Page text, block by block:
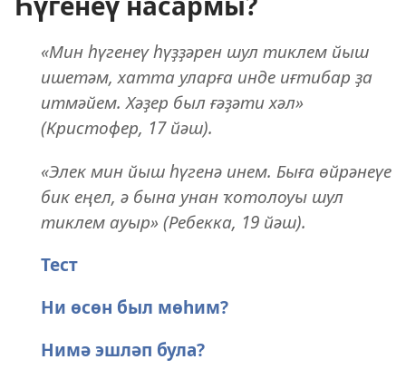
«Мин һүгенеү һүҙҙәрен шул тиклем йыш
ишетәм, хатта уларға инде иғтибар ҙа
итмәйем. Хәҙер был ғәҙәти хәл»
(Кристофер, 17 йәш).
«Элек мин йыш һүгенә инем. Быға өйрәнеүе
бик еңел, ә бына унан ҡотолоуы шул
тиклем ауыр» (Ребекка, 19 йәш).
Тест
Ни өсөн был мөһим?
Нимә эшләп була?